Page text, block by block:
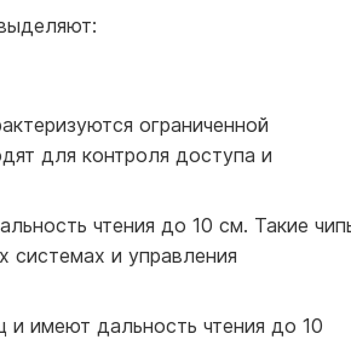
ограниченной
для контроля доступа и
чтения до 10 см. Такие
системах и управления
имеют дальность чтения до 10